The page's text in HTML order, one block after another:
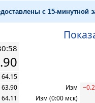
с 15-минутной
64.15
63.90
64.11
Изм
Изм (0:00 мск)